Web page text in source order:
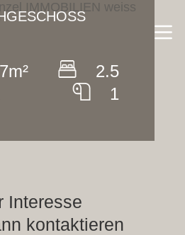
m²
2.5
1
Interesse
kontaktieren